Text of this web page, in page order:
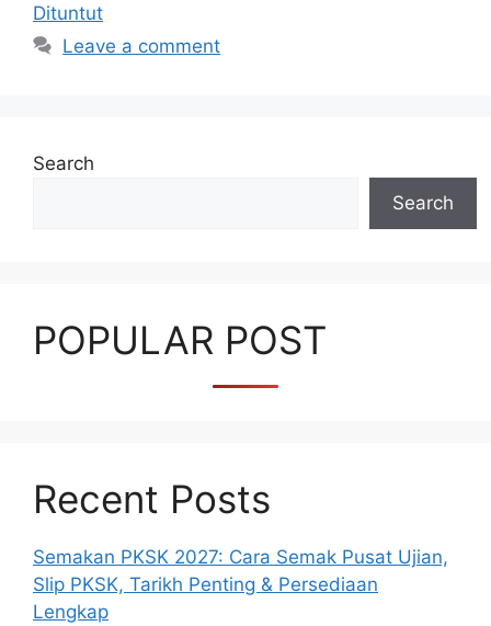
Dituntut
Leave a comment
Search
Search
POPULAR POST
Recent Posts
Semakan PKSK 2027: Cara Semak Pusat Ujian,
Slip PKSK, Tarikh Penting & Persediaan
Lengkap